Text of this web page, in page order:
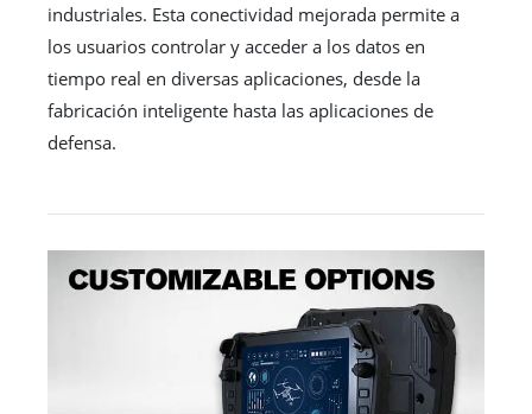
industriales. Esta conectividad mejorada permite a
los usuarios controlar y acceder a los datos en
tiempo real en diversas aplicaciones, desde la
fabricación inteligente hasta las aplicaciones de
defensa.